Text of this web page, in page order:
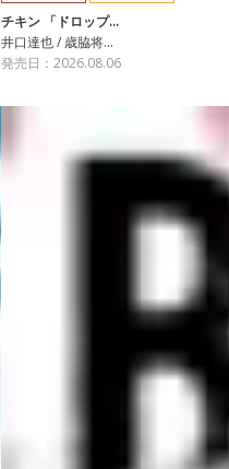
チキン 「ドロップ…
井口達也 / 歳脇将…
発売日：2026.08.06